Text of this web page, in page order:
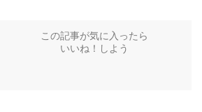
この記事が気に入ったら
いいね！しよう